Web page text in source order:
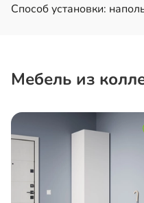
Способ установки:
Мебель из